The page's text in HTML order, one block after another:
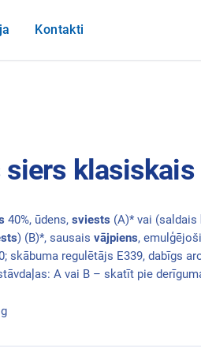
Kontakti
siers klasiskais
40%, ūdens, sviests (A)* vai (saldais
) (B)*, sausais vājpiens,
skābuma regulētājs E339, dabīgs
A vai B – skatīt pie